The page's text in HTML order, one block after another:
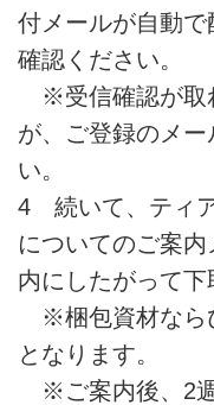
付メールが自動
確認ください。
※受信確認が取
が、ご登録のメ
い。
4 続いて、ティ
についてのご案
内にしたがって下
※梱包資材なら
となります。
※ご案内後、2週